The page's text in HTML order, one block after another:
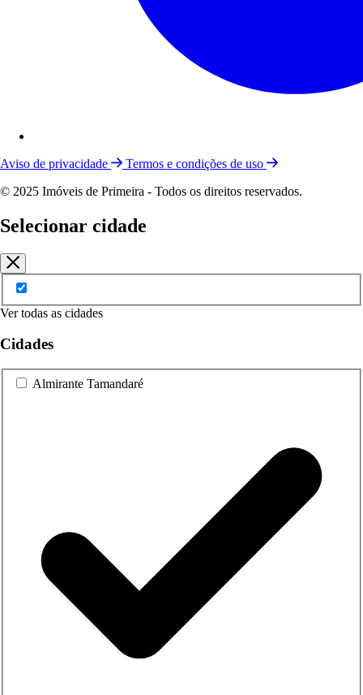
Aviso de privacidade
Termos e condições de uso
© 2025 Imóveis de Primeira - Todos os direitos reservados.
Selecionar cidade
Ver todas as cidades
Cidades
Almirante Tamandaré